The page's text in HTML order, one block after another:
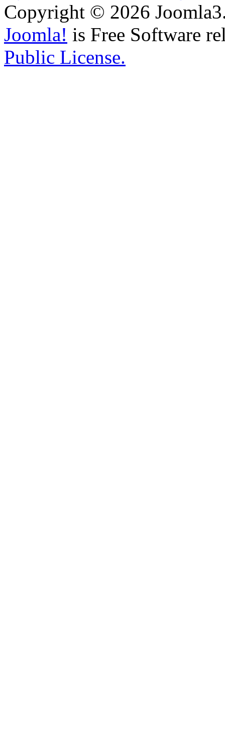
Copyright © 2026
Joomla! is Free Software
Public License.